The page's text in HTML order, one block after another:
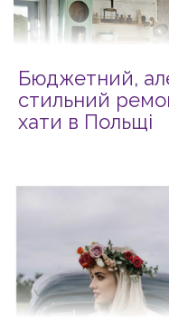
Бюджетний,
стильний
хати в Польщі